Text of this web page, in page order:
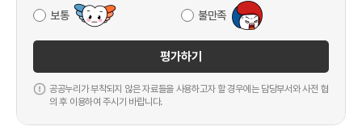
보통 불만족
평가하기
공공누리가 부착되지 않은 자료들을 사용하고자 할 경우에는 담당부서와 사전 협
의 후 이용하여 주시기 바랍니다.